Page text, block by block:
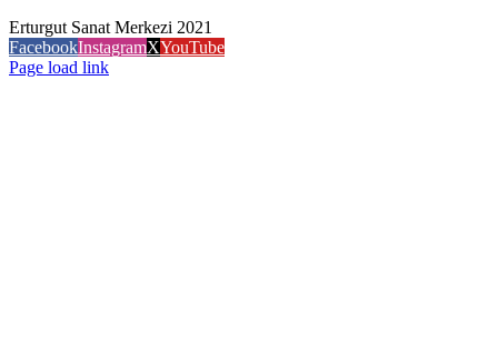
Erturgut Sanat Merkezi 2021
FacebookInstagramXYouTube
Page load link